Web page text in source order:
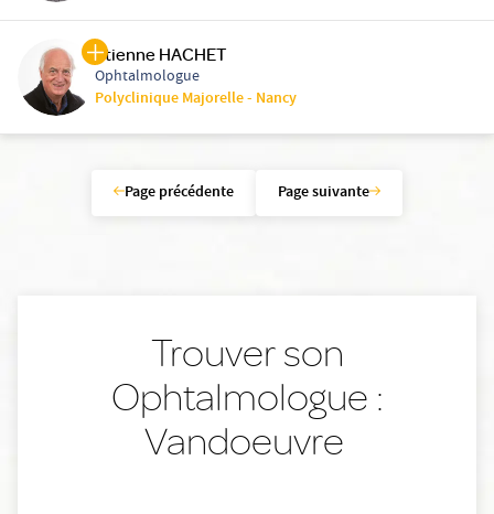
Etienne HACHET
Ophtalmologue
Polyclinique Majorelle - Nancy
Page précédente Page suivante
Trouver son
Ophtalmologue :
Vandoeuvre